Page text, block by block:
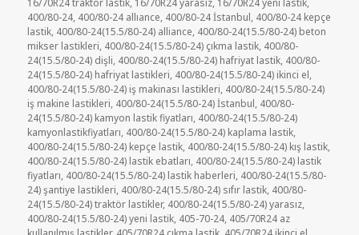
16/70R24 traktör lastik, 16/70R24 yarasız, 16/70R24 yeni lastik,
400/80-24, 400/80-24 allıance, 400/80-24 İstanbul, 400/80-24 kepçe
lastik, 400/80-24(15.5/80-24) alliance, 400/80-24(15.5/80-24) beton
mikser lastikleri, 400/80-24(15.5/80-24) çıkma lastik, 400/80-
24(15.5/80-24) dişli, 400/80-24(15.5/80-24) hafriyat lastik, 400/80-
24(15.5/80-24) hafriyat lastikleri, 400/80-24(15.5/80-24) ikinci el,
400/80-24(15.5/80-24) iş makinası lastikleri, 400/80-24(15.5/80-24)
iş makine lastikleri, 400/80-24(15.5/80-24) İstanbul, 400/80-
24(15.5/80-24) kamyon lastik fiyatları, 400/80-24(15.5/80-24)
kamyonlastikfiyatları, 400/80-24(15.5/80-24) kaplama lastik,
400/80-24(15.5/80-24) kepçe lastik, 400/80-24(15.5/80-24) kış lastik,
400/80-24(15.5/80-24) lastik ebatları, 400/80-24(15.5/80-24) lastik
fiyatları, 400/80-24(15.5/80-24) lastik haberleri, 400/80-24(15.5/80-
24) şantiye lastikleri, 400/80-24(15.5/80-24) sıfır lastik, 400/80-
24(15.5/80-24) traktör lastikler, 400/80-24(15.5/80-24) yarasız,
400/80-24(15.5/80-24) yeni lastik, 405-70-24, 405/70R24 az